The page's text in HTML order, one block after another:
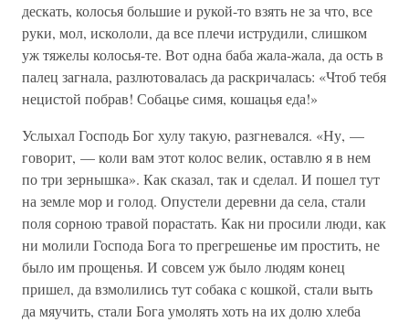
дескать, колосья большие и рукой-то взять не за что, все
руки, мол, искололи, да все плечи иструдили, слишком
уж тяжелы колосья-те. Вот одна баба жала-жала, да ость в
палец загнала, разлютовалась да раскричалась: «Чтоб тебя
нецистой побрав! Собацье симя, кошацья еда!»
Услыхал Господь Бог хулу такую, разгневался. «Ну, —
говорит, — коли вам этот колос велик, оставлю я в нем
по три зернышка». Как сказал, так и сделал. И пошел тут
на земле мор и голод. Опустели деревни да села, стали
поля сорною травой порастать. Как ни просили люди, как
ни молили Господа Бога то прегрешенье им простить, не
было им прощенья. И совсем уж было людям конец
пришел, да взмолились тут собака с кошкой, стали выть
да мяучить, стали Бога умолять хоть на их долю хлеба